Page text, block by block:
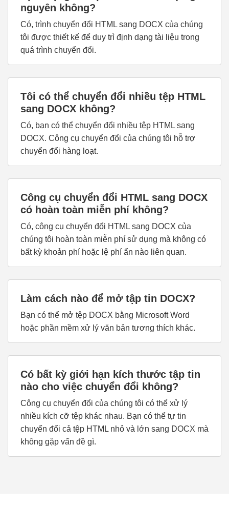
nguyên không?
Có, trình chuyển đổi HTML sang DOCX của chúng
tôi được thiết kế để duy trì định dạng tài liệu trong
quá trình chuyển đổi.
Tôi có thể chuyển đổi nhiều tệp HTML
sang DOCX không?
Có, bạn có thể chuyển đổi nhiều tệp HTML sang
DOCX. Công cụ chuyển đổi của chúng tôi hỗ trợ
chuyển đổi hàng loạt.
Công cụ chuyển đổi HTML sang DOCX
có hoàn toàn miễn phí không?
Có, công cụ chuyển đổi HTML sang DOCX của
chúng tôi hoàn toàn miễn phí sử dụng mà không có
bất kỳ khoản phí hoặc lệ phí ẩn nào liên quan.
Làm cách nào để mở tập tin DOCX?
Bạn có thể mở tệp DOCX bằng Microsoft Word
hoặc phần mềm xử lý văn bản tương thích khác.
Có bất kỳ giới hạn kích thước tập tin
nào cho việc chuyển đổi không?
Công cụ chuyển đổi của chúng tôi có thể xử lý
nhiều kích cỡ tệp khác nhau. Bạn có thể tự tin
chuyển đổi cả tệp HTML nhỏ và lớn sang DOCX mà
không gặp vấn đề gì.